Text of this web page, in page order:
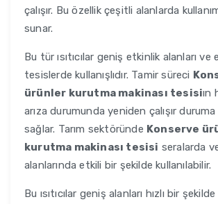
çalışır. Bu özellik çeşitli alanlarda
sunar.
Bu tür ısıtıcılar geniş etkinlik alanları
tesislerde kullanışlıdır. Tamir süreci
ürünler kurutma makinası tesisiın
arıza durumunda yeniden çalışır
sağlar. Tarım sektöründe Konserve
kurutma makinası tesisi seralarda
alanlarında etkili bir şekilde kullanılabilir.
Bu ısıtıcılar geniş alanları hızlı bir